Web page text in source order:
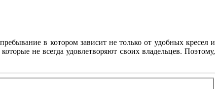
в котором зависит не только от удобных кресел и
не всегда удовлетворяют своих владельцев. Поэтому,